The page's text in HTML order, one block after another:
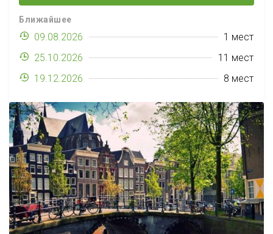
Кольмар*. Действует
минимальная цена...
Ближайшее
09.08.2026
1 мест
25.10.2026
11 мест
19.12.2026
8 мест